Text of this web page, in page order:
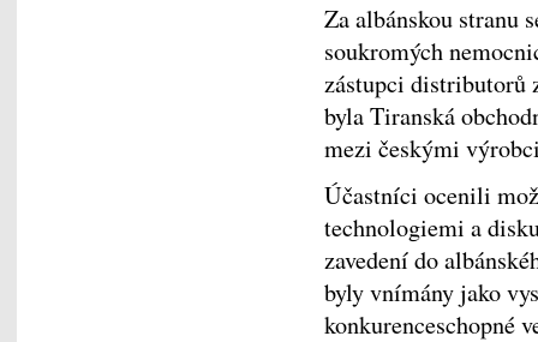
Zaalbánskou stranu
soukromých
zástupci distributorů
byla Tiranská
mezi českými
Účastníci ocenili
technologiemi a
zavedení do
byly vnímány jako
konkurenceschopné